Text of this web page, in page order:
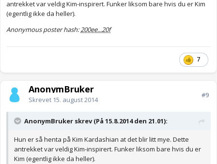
antrekket var veldig Kim-inspirert. Funker liksom bare hvis du er Kim
(egentlig ikke da heller).
Anonymous poster hash:200ee...20f
7
AnonymBruker
Skrevet 15. august 2014
#9
AnonymBruker skrev (På 15.8.2014 den 21.01):
Hun er så henta på Kim Kardashian at det blir litt mye. Dette
antrekket var veldig Kim-inspirert. Funker liksom bare hvis du er
Kim (egentlig ikke da heller).